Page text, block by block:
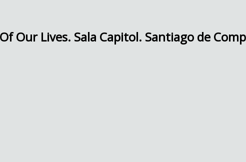
Our Lives. Sala Capitol. Santiago de